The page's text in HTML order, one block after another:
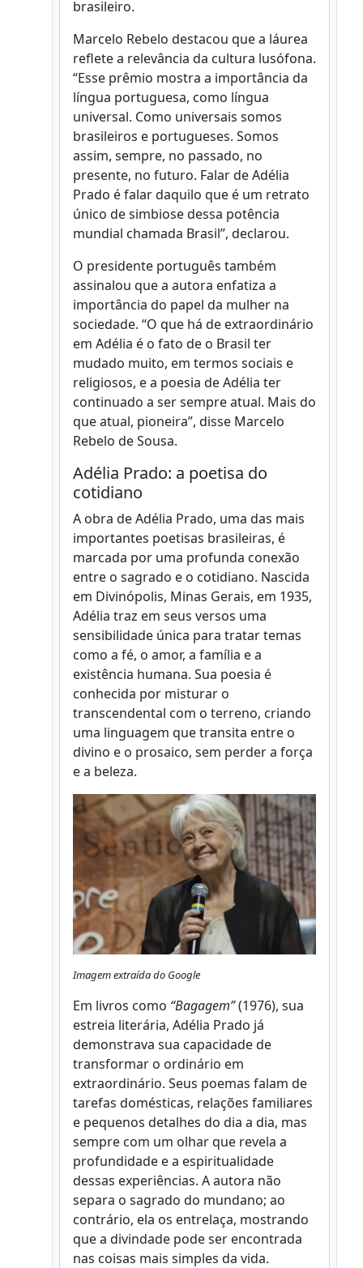
brasileiro.
Marcelo Rebelo destacou que a láurea
reflete a relevância da cultura lusófona.
“Esse prêmio mostra a importância da
língua portuguesa, como língua
universal. Como universais somos
brasileiros e portugueses. Somos
assim, sempre, no passado, no
presente, no futuro. Falar de Adélia
Prado é falar daquilo que é um retrato
único de simbiose dessa potência
mundial chamada Brasil”, declarou.
O presidente português também
assinalou que a autora enfatiza a
importância do papel da mulher na
sociedade. “O que há de extraordinário
em Adélia é o fato de o Brasil ter
mudado muito, em termos sociais e
religiosos, e a poesia de Adélia ter
continuado a ser sempre atual. Mais do
que atual, pioneira”, disse Marcelo
Rebelo de Sousa.
Adélia Prado: a poetisa do
cotidiano
A obra de Adélia Prado, uma das mais
importantes poetisas brasileiras, é
marcada por uma profunda conexão
entre o sagrado e o cotidiano. Nascida
em Divinópolis, Minas Gerais, em 1935,
Adélia traz em seus versos uma
sensibilidade única para tratar temas
como a fé, o amor, a família e a
existência humana. Sua poesia é
conhecida por misturar o
transcendental com o terreno, criando
uma linguagem que transita entre o
divino e o prosaico, sem perder a força
e a beleza.
Imagem extraída do Google
Em livros como “Bagagem”(1976), sua
estreia literária, Adélia Prado já
demonstrava sua capacidade de
transformar o ordinário em
extraordinário. Seus poemas falam de
tarefas domésticas, relações familiares
e pequenos detalhes do dia a dia, mas
sempre com um olhar que revela a
profundidade e a espiritualidade
dessas experiências. A autora não
separa o sagrado do mundano; ao
contrário, ela os entrelaça, mostrando
que a divindade pode ser encontrada
nas coisas mais simples da vida.